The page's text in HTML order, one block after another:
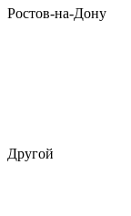
Ростов-на-Дону
Другой